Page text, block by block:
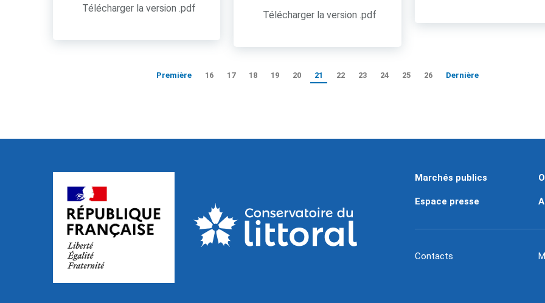
Télécharger la version .pdf
Télécharger la version .pdf
Première 16 17 18 19 20 21 22 23 24 25 26 Dernière
Marchés publics
Espace presse
Contacts